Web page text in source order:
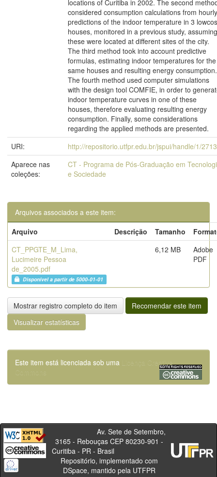
locations of Curitiba in 2002. The second
considered consumption calculations from hourly
predictions of the indoor temperature in 3
houses, monitored in a previous study, assuming
these were located at different sites of the city.
The third method took into account predictive
formulas, estimating indoor temperatures for the
same houses and resulting energy consumption.
The fourth method used computer simulations
with the design tool COMFIE, in order to
indoor temperature curves in one of these
houses, therefore evaluating resulting energy
consumption. Finally, some considerations
regarding the applied methods are presented.
URI:
http://repositorio.utfpr.edu.br/jspui/handle/1/
Aparece nas
coleções:
CT - Programa de Pós-Graduação em
e Sociedade
Arquivos associados a este item:
Arquivo
Descrição Tamanho
CT_PPGTE_M_Lima,
Lucimeire Pessoa
de_2005.pdf
Disponível a partir de 5000-01-01
6,12 MB
Adobe
PDF
Mostrar registro completo do item
Recomendar este item
Visualizar estatísticas
Este item está licenciada sob uma
Licença Creative
Commons
Av. Sete de Setembro,
3165 - Rebouças CEP 80230-901 -
Curitiba - PR - Brasil
Repositório, implementado com
DSpace, mantido pela UTFPR